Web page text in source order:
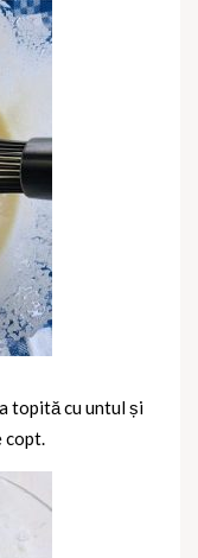
topită cu untul și
copt.